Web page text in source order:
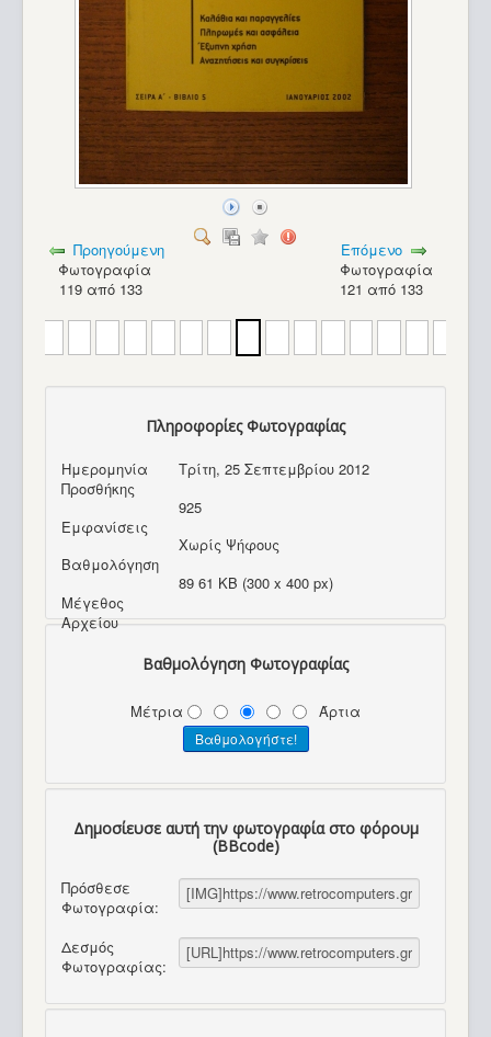
Hector HRX
Hector HRX_40
Προηγούμενη
Φωτογραφία
119 από 133
Επόμενο
Φωτογραφία
121 από 133
Πληροφορίες Φωτογραφίας
Ημερομηνία
Προσθήκης
Τρίτη, 25 Σεπτεμβρίου 2012
Εμφανίσεις
925
Βαθμολόγηση
Χωρίς Ψήφους
Μέγεθος
Αρχείου
89 61 KB (300 x 400 px)
Βαθμολόγηση Φωτογραφίας
Μέτρια Άρτια
Δημοσίευσε αυτή την φωτογραφία στο φόρουμ
(BBcode)
Πρόσθεσε
Φωτογραφία:
Δεσμός
Φωτογραφίας: